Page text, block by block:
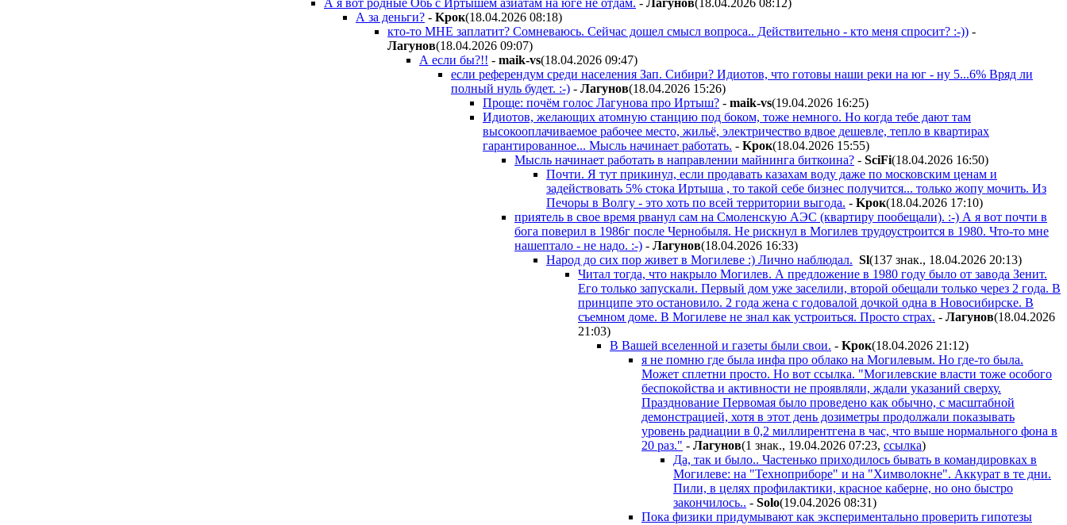
А за деньги? - Kpoк(18.04.2026 08:18)
кто-то МНЕ заплатит? Сомневаюсь. Сейчас дошел смысл вопроса.. Действительно - кто меня спросит? :-)) -
Лaгyнoв(18.04.2026 09:07)
А если бы?!! - maik-vs(18.04.2026 09:47)
если референдум среди населения Зап. Сибири? Идиотов, что готовы наши реки на юг - ну 5...6% Вряд ли
полный нуль будет. :-) - Лaгyнoв(18.04.2026 15:26)
Проще: почём голос Лагунова про Иртыш? - maik-vs(19.04.2026 16:25)
Идиотов, желающих атомную станцию под боком, тоже немного. Но когда тебе дают там
высокооплачиваемое рабочее место, жильё, электричество вдвое дешевле, тепло в квартирах
гарантированное... Мысль начинает работать. - Kpoк(18.04.2026 15:55)
Мысль начинает работать в направлении майнинга биткоина? - SciFi(18.04.2026 16:50)
Почти. Я тут прикинул, если продавать казахам воду даже по московским ценам и
задействовать 5% стока Иртыша , то такой себе бизнес получится... только жопу мочить. Из
Печоры в Волгу - это хоть по всей территории выгода. - Kpoк(18.04.2026 17:10)
приятель в свое время рванул сам на Смоленскую АЭС (квартиру пообещали). :-) А я вот почти в
бога поверил в 1986г после Чернобыля. Не рискнул в Могилев трудоустроится в 1980. Что-то мне
нашептало - не надо. :-) - Лaгyнoв(18.04.2026 16:33)
Народ до сих пор живет в Могилеве :) Лично наблюдал. Sl(137 знак., 18.04.2026 20:13)
Читал тогда, что накрыло Могилев. А предложение в 1980 году было от завода Зенит.
Его только запускали. Первый дом уже заселили, второй обещали только через 2 года. В
принципе это остановило. 2 года жена с годовалой дочкой одна в Новосибирске. В
съемном доме. В Могилеве не знал как устроиться. Просто страх. - Лaгyнoв(18.04.2026
21:03)
В Вашей вселенной и газеты были свои. - Kpoк(18.04.2026 21:12)
я не помню где была инфа про облако на Могилевым. Но где-то была.
Может сплетни просто. Но вот ссылка. "Могилевские власти тоже особого
беспокойства и активности не проявляли, ждали указаний сверху.
Празднование Первомая было проведено как обычно, с масштабной
демонстрацией, хотя в этот день дозиметры продолжали показывать
уровень радиации в 0,2 миллирентгена в час, что выше нормального фона в
20 раз." - Лaгyнoв(1 знак., 19.04.2026 07:23, ссылка)
Да, так и было.. Частенько приходилось бывать в командировках в
Могилеве: на "Техноприборе" и на "Химволокне". Аккурат в те дни.
Пили, в целях профилактики, красное каберне, но оно быстро
закончилось.. - Solo(19.04.2026 08:31)
Пока физики придумывают как экспериментально проверить гипотезы